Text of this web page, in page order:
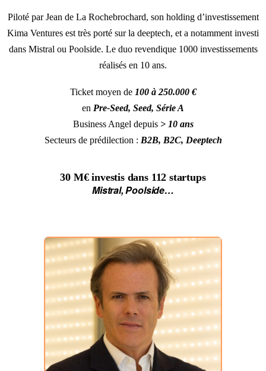
Piloté par Jean de La Rochebrochard, son holding d’investissement
Kima Ventures est très porté sur la deeptech, et a notamment investi
dans Mistral ou Poolside. Le duo revendique 1000 investissements
réalisés en 10 ans.
Ticket moyen de 100 à 250.000 €
en Pre-Seed, Seed, Série A
Business Angel depuis > 10 ans
Secteurs de prédilection : B2B, B2C, Deeptech
30 M€investis dans112 startups
Mistral, Poolside…